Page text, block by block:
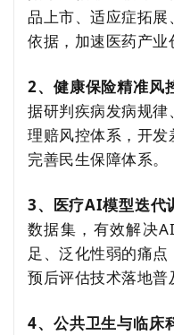
品上市、适应症拓
依据，加速医药产业
2、健康保险精准风
据研判疾病发病规律
理赔风控体系，开发
完善民生保障体系。
3、医疗AI模型迭代
数据集，有效解决
足、泛化性弱的痛点
预后评估技术落地普
4、公共卫生与临床